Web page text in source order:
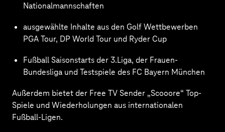
Nationalmannschaften
ausgewählte Inhalte aus den Golf Wettbewerben
PGA Tour, DP World Tour und Ryder Cup
Fußball Saisonstarts der 3.Liga, der Frauen-
Bundesliga und Testspiele des FC Bayern München
Außerdem bietet der Free TV Sender „Scooore“ Top-
Spiele und Wiederholungen aus internationalen
Fußball-Ligen.